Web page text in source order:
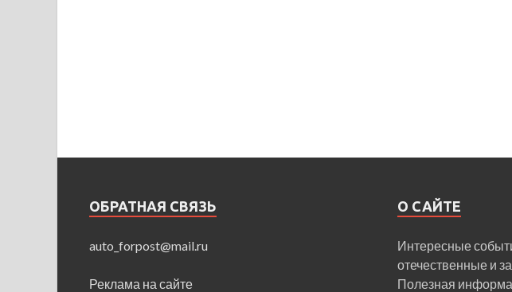
ОБРАТНАЯ СВЯЗЬ
auto_forpost@mail.ru
Реклама на сайте
О САЙТЕ
Интересные
отечественные и
Полезная